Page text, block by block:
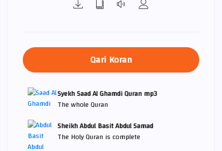
Qari Koran
Syekh Saad Al Ghamdi Quran mp3
The whole Quran
Sheikh Abdul Basit Abdul Samad
The Holy Quran is complete